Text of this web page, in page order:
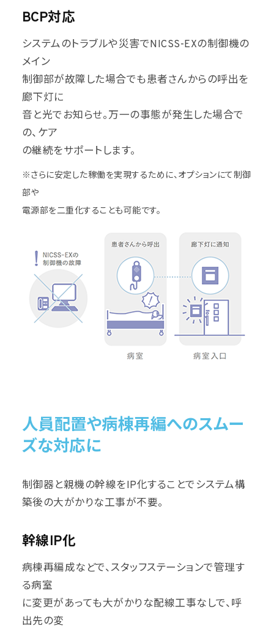
BCP対応
システムのトラブルや災害でNICSS-EXの制御機の
メイン
制御部が故障した場合でも患者さんからの呼出を
廊下灯に
音と光でお知らせ。万一の事態が発生した場合で
の、ケア
の継続をサポートします。
※さらに安定した稼働を実現するために、オプションにて制御
部や
電源部を二重化することも可能です。
人員配置や病棟再編へのスムー
ズな対応に
制御器と親機の幹線をIP化することでシステム構
築後の大がかりな工事が不要。
幹線IP化
病棟再編成などで、スタッフステーションで管理す
る病室
に変更があっても大がかりな配線工事なしで、呼
出先の変